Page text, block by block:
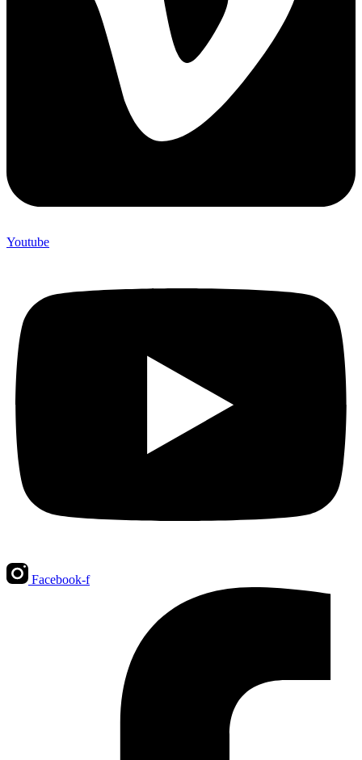
Youtube
Facebook-f